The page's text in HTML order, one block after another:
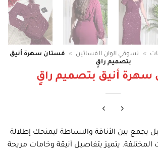
» تسوقي الوان الفساتين »
فستان سهرة أنيق
بتصميم راقٍ
سهرة أنيق بتصميم راقٍ
بين الأناقة والبساطة ليمنحك إطلالة
المختلفة. يتميز بتفاصيل أنيقة وخامات مريحة